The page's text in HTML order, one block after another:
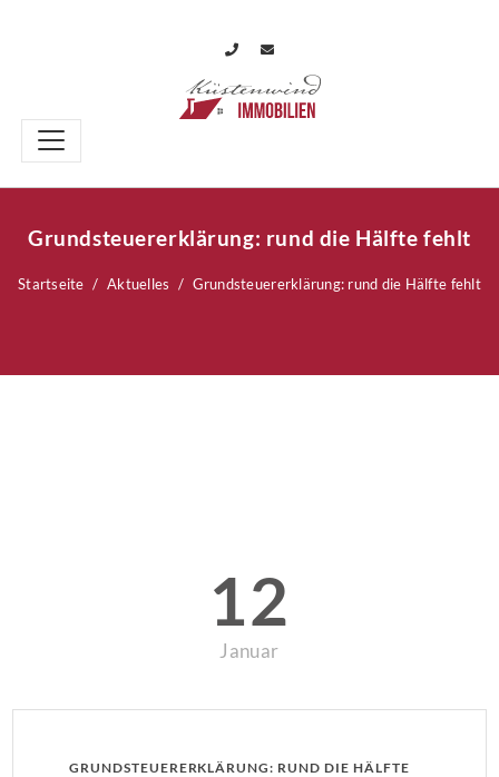
Grundsteuererklärung: rund die Hälfte fehlt
Startseite Aktuelles Grundsteuererklärung: rund die Hälfte fehlt
12
Januar
GRUNDSTEUERERKLÄRUNG: RUND DIE HÄLFTE